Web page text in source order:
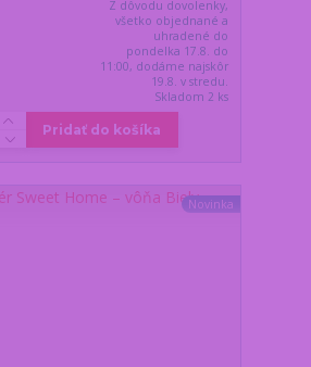
Z dôvodu dovolenky,
všetko objednané a
uhradené do
pondelka 17.8. do
11:00, dodáme najskôr
19.8. v stredu.
Skladom 2 ks
Pridať do košíka
Novinka